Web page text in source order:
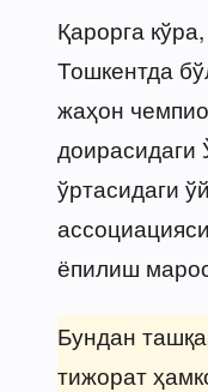
Қарорга
Тошкентда
жаҳон
доирасидаги
ўртасидаги
ёпилиш
Бундан
тижорат